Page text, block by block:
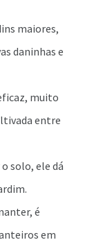
maiores,
daninhas e
muito
entre
solo, ele dá
é
em